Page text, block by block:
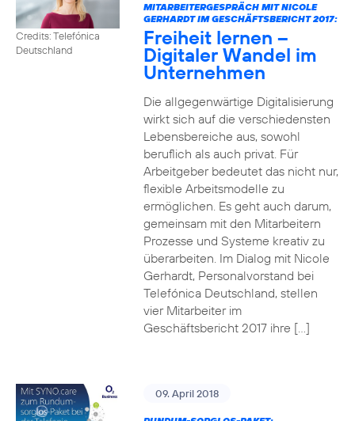
Credits: Telefónica
Deutschland
MITARBEITERGESPRÄCH MIT NICOLE
GERHARDT IM GESCHÄFTSBERICHT 2017:
Freiheit lernen –
Digitaler Wandel im
Unternehmen
Die allgegenwärtige Digitalisierung
wirkt sich auf die verschiedensten
Lebensbereiche aus, sowohl
beruflich als auch privat. Für
Arbeitgeber bedeutet das nicht nur,
flexible Arbeitsmodelle zu
ermöglichen. Es geht auch darum,
gemeinsam mit den Mitarbeitern
Prozesse und Systeme kreativ zu
überarbeiten. Im Dialog mit Nicole
Gerhardt, Personalvorstand bei
Telefónica Deutschland, stellen
vier Mitarbeiter im
Geschäftsbericht 2017 ihre […]
09. April 2018